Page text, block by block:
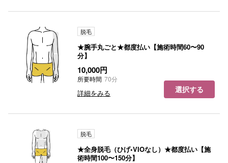
脱毛
★腕手丸ごと★都度払い【施術時間60〜90
分】
10,000円
所要時間 70分
詳細をみる 選択する
脱毛
★全身脱毛（ひげ•VIOなし）★都度払い【施
術時間100〜150分】